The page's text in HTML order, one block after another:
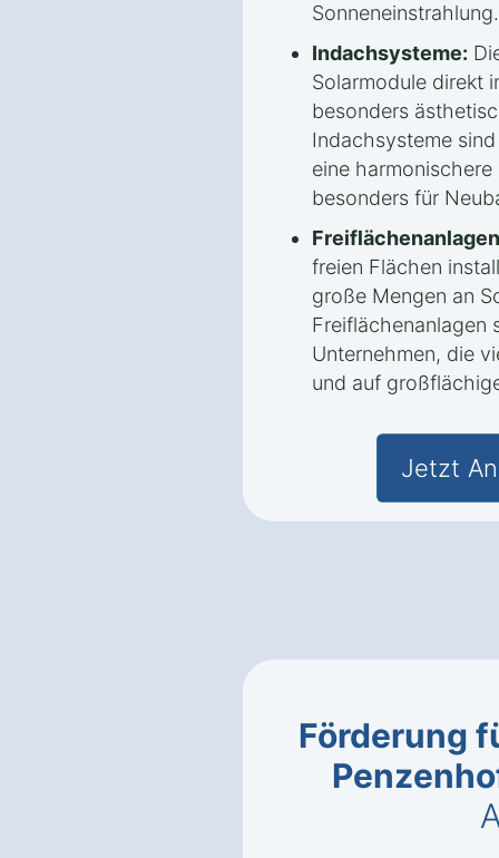
Sonneneinstrahlung.
Indachsysteme:
Solarmodule direkt
besonders
Indachsysteme
eine
besonders für
freien Flächen
große Mengen an
Freiflächenanlagen
Unternehmen, die
und auf
Jetzt
Förderung